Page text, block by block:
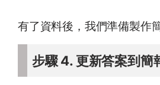
有了資料後，我們準備製作簡
步驟 4. 更新答案到簡